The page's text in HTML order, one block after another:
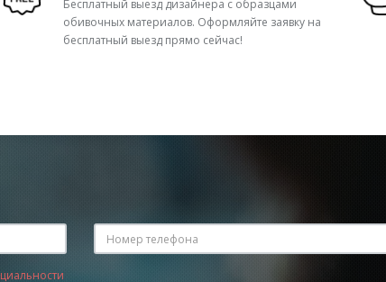
Бесплатный выезд дизайнера с образцами
обивочных материалов. Оформляйте заявку на
бесплатный выезд прямо сейчас!